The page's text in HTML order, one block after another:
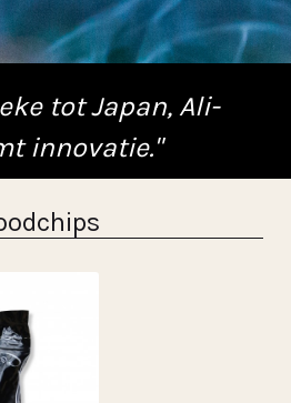
tot Japan, Ali-
innovatie."